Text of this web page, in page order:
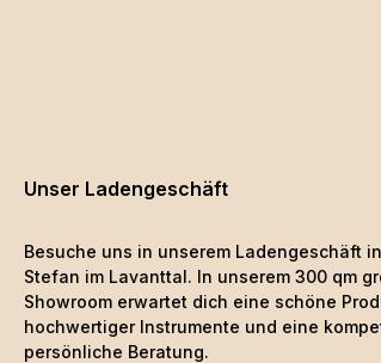
Unser Ladengeschäft
Besuche uns in unserem Ladengeschäft
Stefan im Lavanttal. In unserem 300 qm
Showroom erwartet dich eine schöne
hochwertiger Instrumente und eine
persönliche Beratung.